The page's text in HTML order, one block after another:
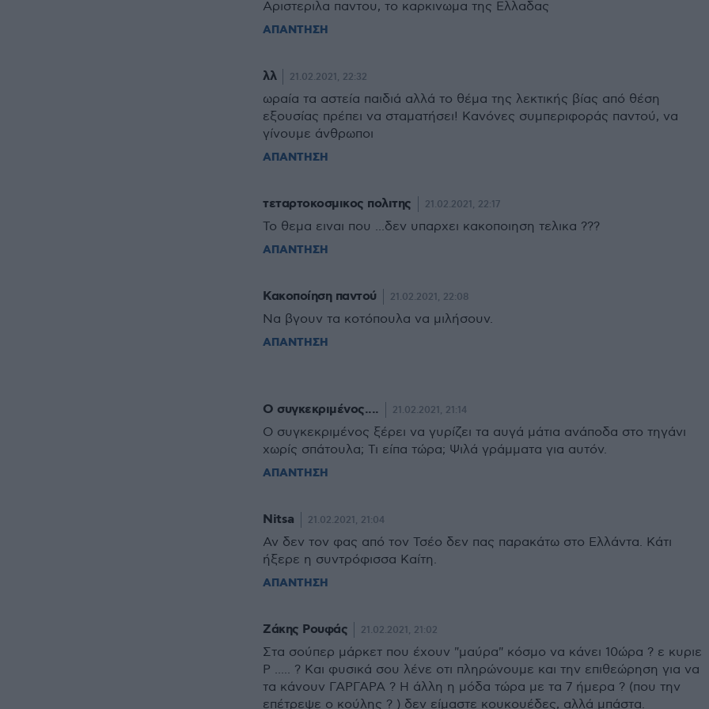
Aριστεριλα παντου, το καρκινωμα της Ελλαδας
ΑΠΑΝΤΗΣΗ
λλ 21.02.2021, 22:32
ωραία τα αστεία παιδιά αλλά το θέμα της λεκτικής βίας από θέση
εξουσίας πρέπει να σταματήσει! Κανόνες συμπεριφοράς παντού, να
γίνουμε άνθρωποι
ΑΠΑΝΤΗΣΗ
τεταρτοκοσμικος πολιτης 21.02.2021, 22:17
Το θεμα ειναι που ...δεν υπαρχει κακοποιηση τελικα ???
ΑΠΑΝΤΗΣΗ
Κακοποίηση παντού 21.02.2021, 22:08
Να βγουν τα κοτόπουλα να μιλήσουν.
ΑΠΑΝΤΗΣΗ
Ο συγκεκριμένος.... 21.02.2021, 21:14
Ο συγκεκριμένος ξέρει να γυρίζει τα αυγά μάτια ανάποδα στο τηγάνι
χωρίς σπάτουλα; Τι είπα τώρα; Ψιλά γράμματα για αυτόν.
ΑΠΑΝΤΗΣΗ
Nitsa 21.02.2021, 21:04
Αν δεν τον φας από τον Τσέο δεν πας παρακάτω στο Ελλάντα. Κάτι
ήξερε η συντρόφισσα Καίτη.
ΑΠΑΝΤΗΣΗ
Ζάκης Ρουφάς 21.02.2021, 21:02
Στα σούπερ μάρκετ που έχουν "μαύρα" κόσμο να κάνει 10ώρα ? ε κυριε
Ρ ..... ? Και φυσικά σου λένε οτι πληρώνουμε και την επιθεώρηση για να
τα κάνουν ΓΑΡΓΑΡΑ ? Η άλλη η μόδα τώρα με τα 7 ήμερα ? (που την
επέτρεψε ο κούλης ? ) δεν είμαστε κουκουέδες, αλλά μπάστα.